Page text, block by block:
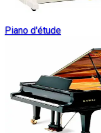
Piano d'étude